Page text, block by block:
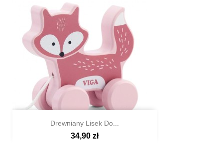
Szybki podgląd
Drewniany Lisek Do...
34,90 zł